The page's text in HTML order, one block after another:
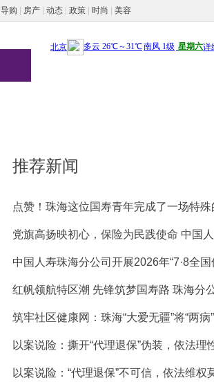
导购 房产| 动态| 政策| 时尚 美容
推荐新闻
点赞！珠海这位国寿青年完成了一场特殊
党旗高扬映初心，保险为民践使命 中国
中国人寿珠海分公司开展2026年“7·8全国
红帆领航特区潮 先锋筑梦国寿路 珠海分
筑牢社区健康网：珠海“大爱无疆”将“两病
以案说险：撕开“代理退保”伪装，依法理
以案说险：“代理退保”不可信，依法维权